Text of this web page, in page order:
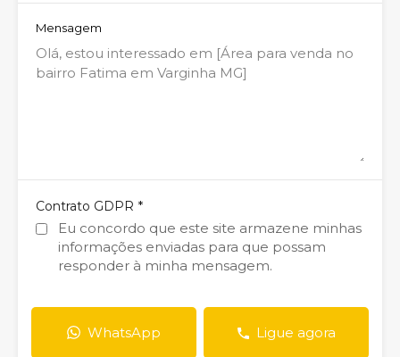
Mensagem
Contrato GDPR *
Eu concordo que este site armazene minhas
informações enviadas para que possam
responder à minha mensagem.
WhatsApp Ligue agora